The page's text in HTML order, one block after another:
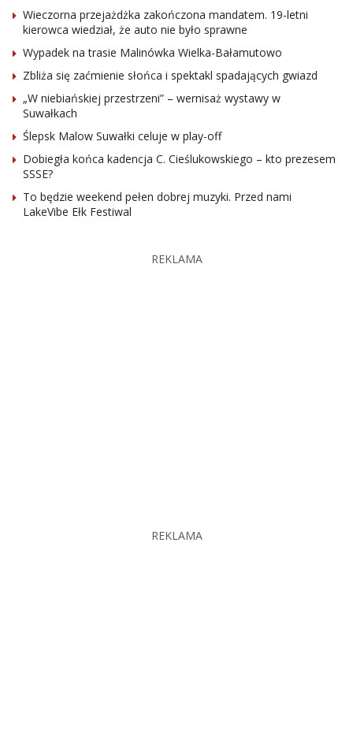
Wieczorna przejażdżka zakończona mandatem. 19-letni
kierowca wiedział, że auto nie było sprawne
Wypadek na trasie Malinówka Wielka-Bałamutowo
Zbliża się zaćmienie słońca i spektakl spadających gwiazd
„W niebiańskiej przestrzeni” – wernisaż wystawy w
Suwałkach
Ślepsk Malow Suwałki celuje w play-off
Dobiegła końca kadencja C. Cieślukowskiego – kto prezesem
SSSE?
To będzie weekend pełen dobrej muzyki. Przed nami
LakeVibe Ełk Festiwal
REKLAMA
REKLAMA